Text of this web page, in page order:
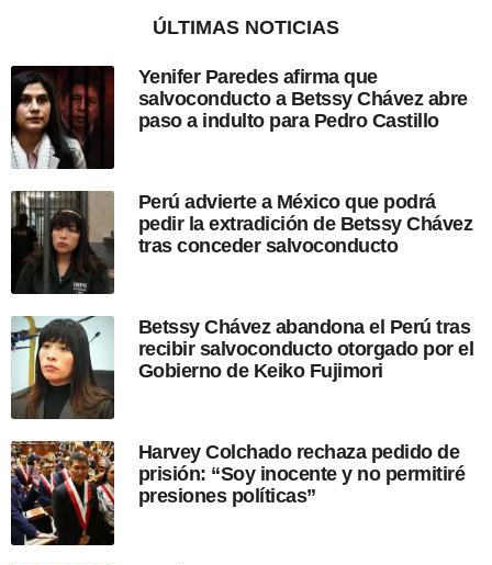
d
s
d
e
u
b
l
c
i
ó
ÚLTIMAS NOTICIAS
Yenifer Paredes afirma que
salvoconducto a Betssy Chávez abre
paso a indulto para Pedro Castillo
Perú advierte a México que podrá
pedir la extradición de Betssy Chávez
tras conceder salvoconducto
Betssy Chávez abandona el Perú tras
recibir salvoconducto otorgado por el
Gobierno de Keiko Fujimori
Harvey Colchado rechaza pedido de
prisión: “Soy inocente y no permitiré
presiones políticas”